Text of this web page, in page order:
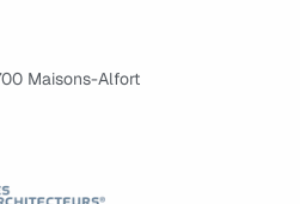
Maisons-Alfort